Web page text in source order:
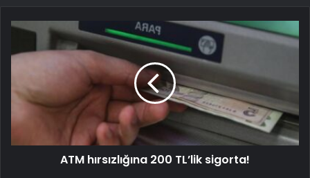
ATM hırsızlığına 200 TL’lik sigorta!